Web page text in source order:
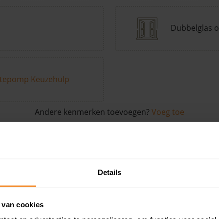
Details
cookies
Dubbelglas
Keuzehulp
Andere kenmerken toevoegen? Voeg toe
de buurt